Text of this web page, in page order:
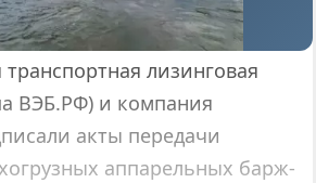
транспортная лизинговая
ВЭБ.РФ) и компания
акты передачи
аппарельных барж-